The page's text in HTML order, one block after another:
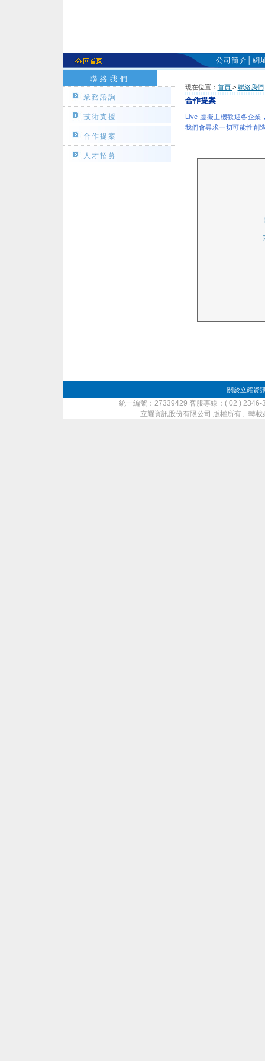
公司簡介 │網
聯絡我們
業務諮詢
技術支援
合作提案
人才招募
現在位置： 首頁 > 聯絡我們
合作提案
Live 虛擬主機歡迎各企業
我們會尋求一切可能性創
關於立耀資
統一編號：27339429 客服專線：( 02 )
立耀資訊股份有限公司 版權所有、轉